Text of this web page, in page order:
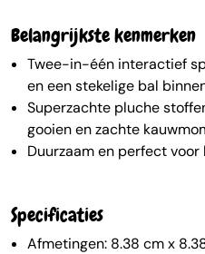
Belangrijkste kenmerken
Twee-in-één interactief
en een stekelige bal
Superzachte pluche
gooien en zachte
Duurzaam en perfect
Specificaties
Afmetingen: 8.38 cm x